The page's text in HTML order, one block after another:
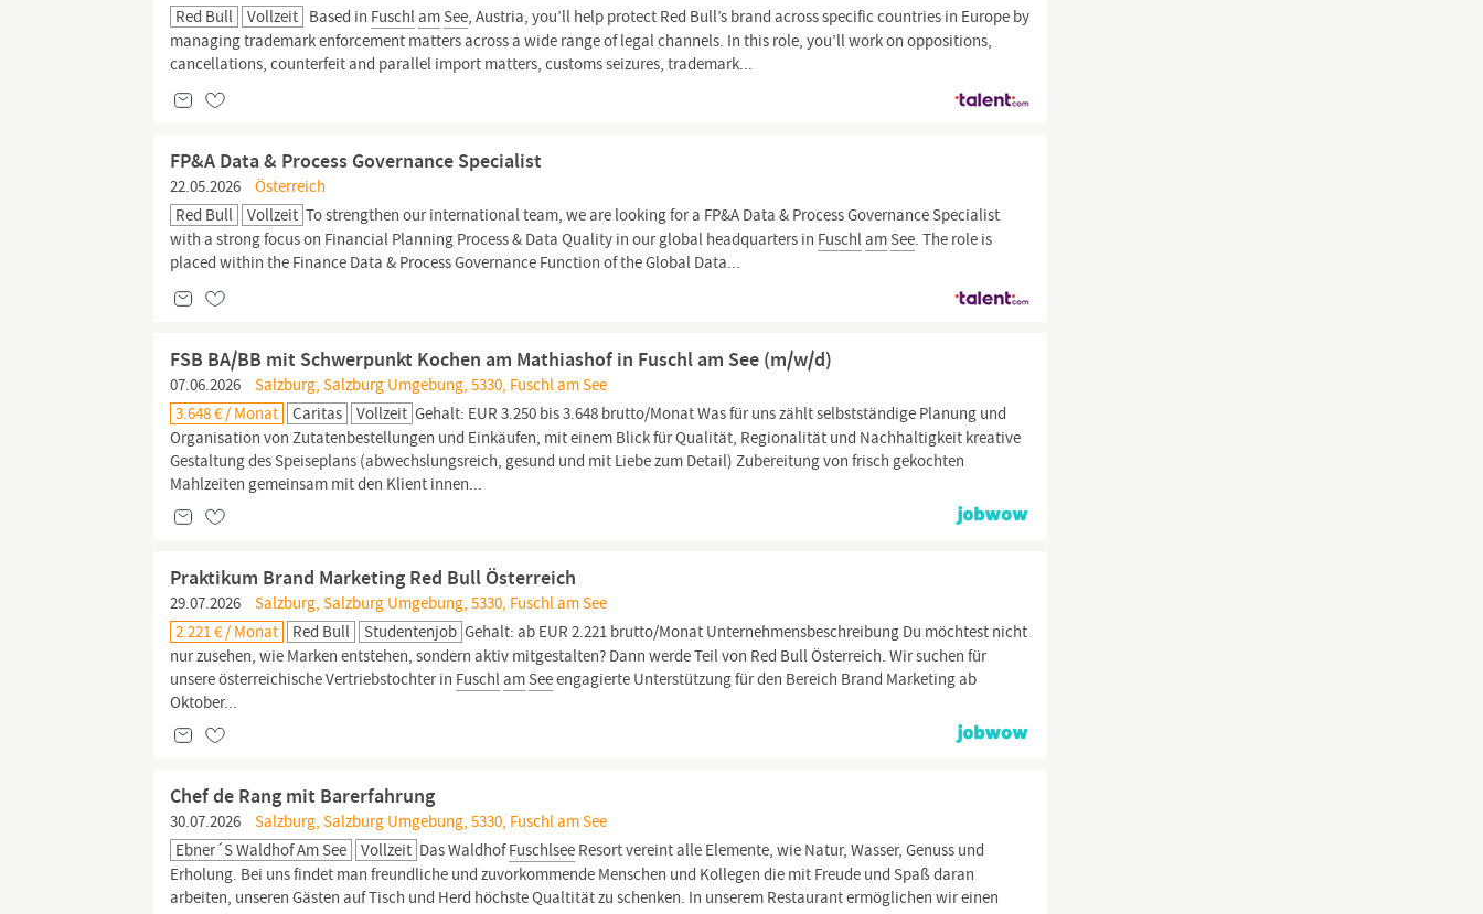
Red Bull
Vollzeit Based in Fuschlam See, Austria, you’ll help protect Red Bull’s brand across specific countries in Europe by
managing trademark enforcement matters across a wide range of legal channels. In this role, you’ll work on oppositions,
cancellations, counterfeit and parallel import matters, customs seizures, trademark...
FP&A Data & Process Governance Specialist
22.05.2026
Österreich
Red Bull
Vollzeit To strengthen our international team, we are looking for a FP&A Data & Process Governance Specialist
with a strong focus on Financial Planning Process & Data Quality in our global headquarters in Fuschlam See. The role is
placed within the Finance Data & Process Governance Function of the Global Data...
FSB BA/BB mit Schwerpunkt Kochen am Mathiashof in Fuschl am See (m/w/d)
07.06.2026
Salzburg, Salzburg Umgebung, 5330, Fuschl am See
3.648 € / Monat
Caritas Vollzeit Gehalt: EUR 3.250 bis 3.648 brutto/Monat Was für uns zählt selbstständige Planung und
Organisation von Zutatenbestellungen und Einkäufen, mit einem Blick für Qualität, Regionalität und Nachhaltigkeit kreative
Gestaltung des Speiseplans (abwechslungsreich, gesund und mit Liebe zum Detail) Zubereitung von frisch gekochten
Mahlzeiten gemeinsam mit den Klient innen...
Praktikum Brand Marketing Red Bull Österreich
29.07.2026
Salzburg, Salzburg Umgebung, 5330, Fuschl am See
2.221 € / Monat
Red Bull Studentenjob Gehalt: ab EUR 2.221 brutto/Monat Unternehmensbeschreibung Du möchtest nicht
nur zusehen, wie Marken entstehen, sondern aktiv mitgestalten? Dann werde Teil von Red Bull Österreich. Wir suchen für
unsere österreichische Vertriebstochter in Fuschlam Seeengagierte Unterstützung für den Bereich Brand Marketing ab
Oktober...
Chef de Rang mit Barerfahrung
30.07.2026
Salzburg, Salzburg Umgebung, 5330, Fuschl am See
Ebner´s Waldhof Am See
Vollzeit Das WaldhofFuschlsee Resort vereint alle Elemente, wie Natur, Wasser, Genuss und
Erholung. Bei uns findet man freundliche und zuvorkommende Menschen und Kollegen die mit Freude und Spaß daran
arbeiten, unseren Gästen auf Tisch und Herd höchste Qualtität zu schenken. In unserem Restaurant ermöglichen wir einen